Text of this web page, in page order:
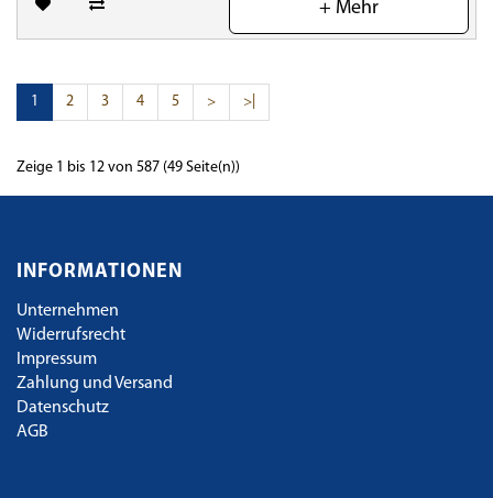
+ Mehr
1 2 3 4 5 > >|
Zeige 1 bis 12 von 587 (49 Seite(n))
INFORMATIONEN
Unternehmen
Widerrufsrecht
Impressum
Zahlung und Versand
Datenschutz
AGB